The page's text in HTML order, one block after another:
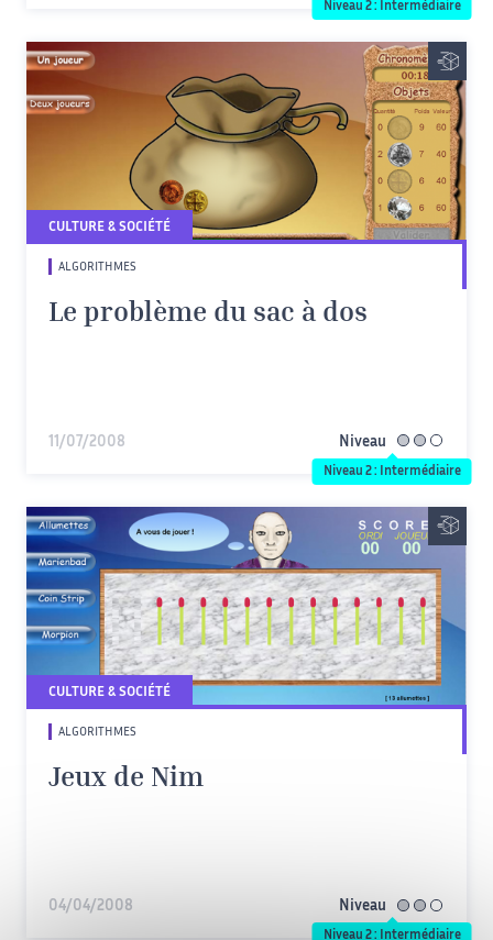
Niveau 2 : Intermédiaire
CULTURE & SOCIÉTÉ
ALGORITHMES
Le problème du sac à dos
11/07/2008 Niveau intermédiaire
Niveau 2 : Intermédiaire
CULTURE & SOCIÉTÉ
ALGORITHMES
Jeux de Nim
04/04/2008 Niveau intermédiaire
Niveau 2 : Intermédiaire